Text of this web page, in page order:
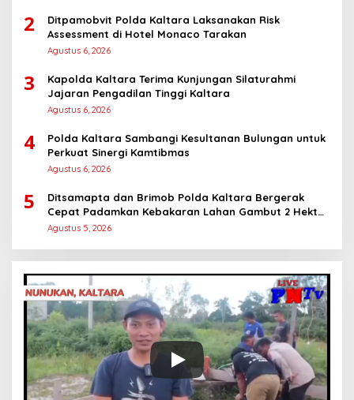
2
Ditpamobvit Polda Kaltara Laksanakan Risk
Assessment di Hotel Monaco Tarakan
Agustus 6, 2026
3
Kapolda Kaltara Terima Kunjungan Silaturahmi
Jajaran Pengadilan Tinggi Kaltara
Agustus 6, 2026
4
Polda Kaltara Sambangi Kesultanan Bulungan untuk
Perkuat Sinergi Kamtibmas
Agustus 6, 2026
5
Ditsamapta dan Brimob Polda Kaltara Bergerak
Cepat Padamkan Kebakaran Lahan Gambut 2 Hektar
di Bulungan
Agustus 5, 2026